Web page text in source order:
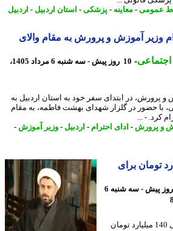
-معاینه-پزشکی-استان اردبیل -اردبیل
آموزش و پرورش به مقام والای
-
10 روز پیش - سه شنبه 6 مرداد 1405،
در ابتدای سفر خود به استان اردبیل به
حضور در گلزار شهدای بهشت فاطمه، به مقام
- ...
-ادای احترام- اردبیل -وزیر آموزش-
تومان برای
10 روز پیش - سه شنبه 6
در دولت شهید آیت الله رییسی 140 میلیارد تومان